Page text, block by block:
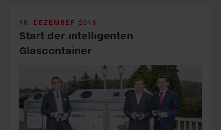
10. DEZEMBER 2018
Start der intelligenten
Glascontainer